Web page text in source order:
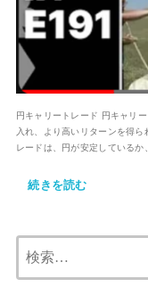
円キャリートレード 円キャリ
入れ、より高いリターンを得
レードは、円が安定しているか
続きを読む